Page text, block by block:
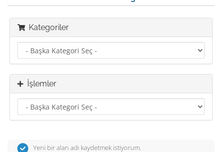
Kategoriler
İşlemler
Yeni bir alan adı kaydetmek istiyorum.